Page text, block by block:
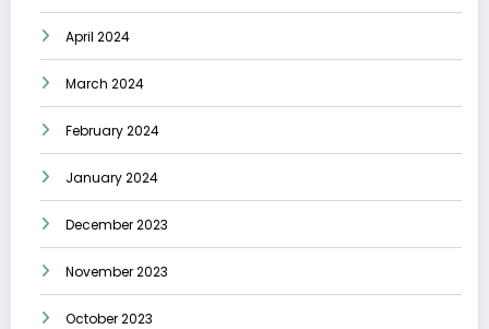
April 2024
March 2024
February 2024
January 2024
December 2023
November 2023
October 2023